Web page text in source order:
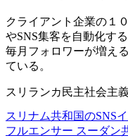
クライアント企業の１
やSNS集客を自動化す
毎月フォロワーが増え
ている。
スリランカ民主社会主
スリナム共和国のSNS
フルエンサー スーダン